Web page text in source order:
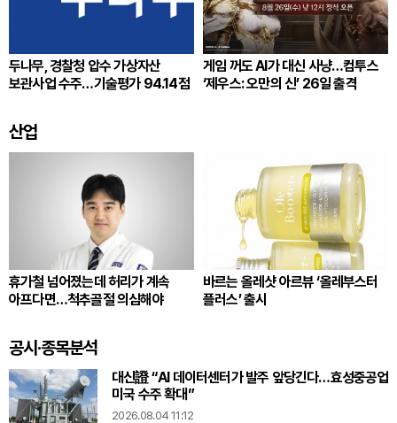
두나무, 경찰청 압수 가상자산
보관사업 수주…기술평가 94.14점
게임 꺼도 AI가 대신 사냥…컴투스
‘제우스: 오만의 신’ 26일 출격
산업
휴가철 넘어졌는데 허리가 계속
아프다면…척추골절 의심해야
바르는 올레샷 아르뷰 ‘올레부스터
플러스’ 출시
공시·종목분석
대신證 “AI 데이터센터가 발주 앞당긴다…효성중공업
미국 수주 확대”
2026.08.04 11:12